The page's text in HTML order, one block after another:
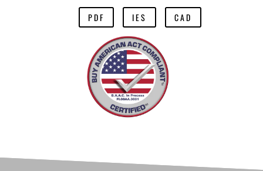
PDF IES CAD